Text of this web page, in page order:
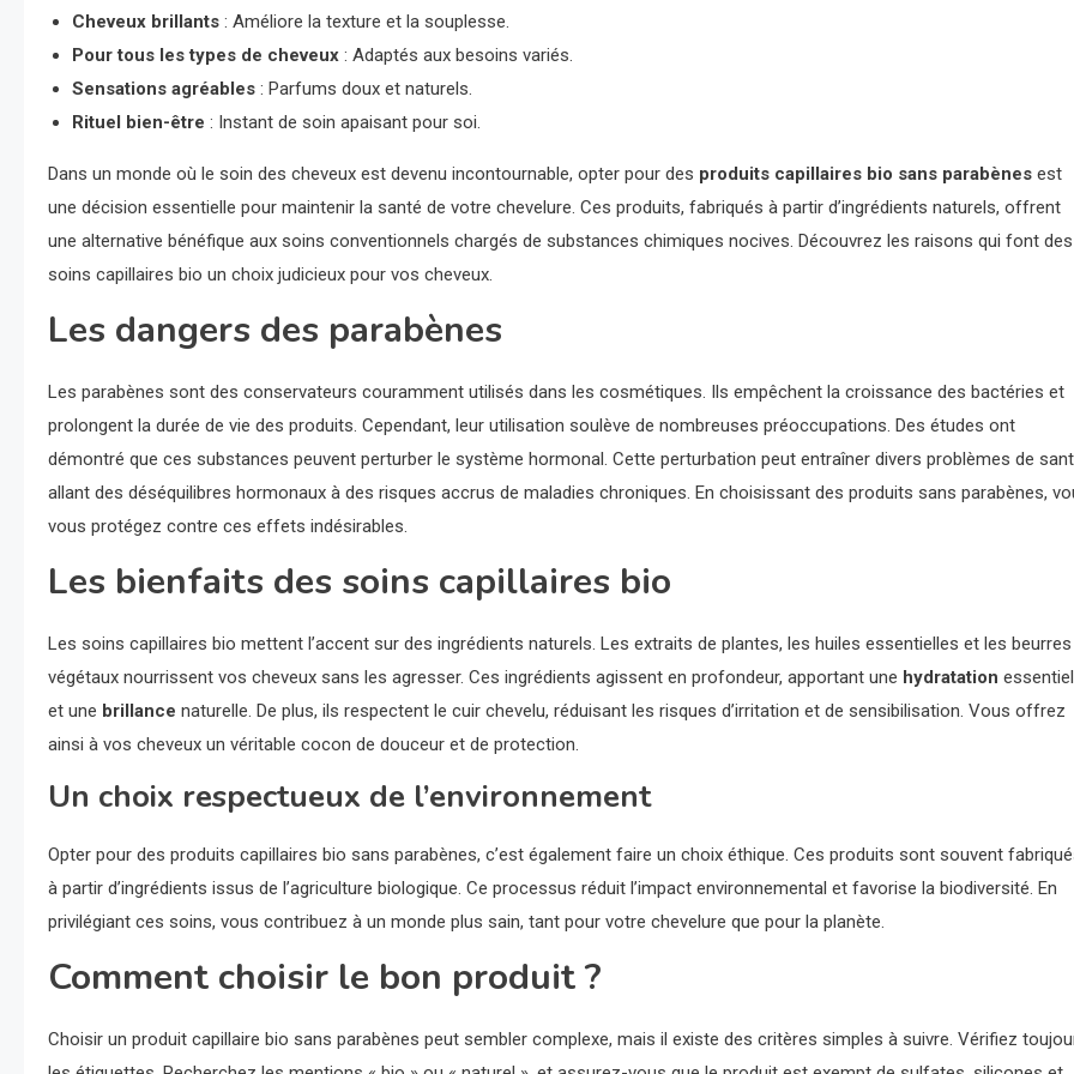
Cheveux brillants : Améliore la texture et la souplesse.
Pour tous les types de cheveux : Adaptés aux besoins variés.
Sensations agréables : Parfums doux et naturels.
Rituel bien-être : Instant de soin apaisant pour soi.
Dans un monde où le soin des cheveux est devenu incontournable, opter pour des produits capillaires bio sans parabènes est
une décision essentielle pour maintenir la santé de votre chevelure. Ces produits, fabriqués à partir d’ingrédients naturels, offrent
une alternative bénéfique aux soins conventionnels chargés de substances chimiques nocives. Découvrez les raisons qui font des
soins capillaires bio un choix judicieux pour vos cheveux.
Les dangers des parabènes
Les parabènes sont des conservateurs couramment utilisés dans les cosmétiques. Ils empêchent la croissance des bactéries et
prolongent la durée de vie des produits. Cependant, leur utilisation soulève de nombreuses préoccupations. Des études ont
démontré que ces substances peuvent perturber le système hormonal. Cette perturbation peut entraîner divers problèmes de
allant des déséquilibres hormonaux à des risques accrus de maladies chroniques. En choisissant des produits sans parabènes,
vous protégez contre ces effets indésirables.
Les bienfaits des soins capillaires bio
Les soins capillaires bio mettent l’accent sur des ingrédients naturels. Les extraits de plantes, les huiles essentielles et les beurres
végétaux nourrissent vos cheveux sans les agresser. Ces ingrédients agissent en profondeur, apportant une hydratation
et une brillance naturelle. De plus, ils respectent le cuir chevelu, réduisant les risques d’irritation et de sensibilisation. Vous offrez
ainsi à vos cheveux un véritable cocon de douceur et de protection.
Un choix respectueux de l’environnement
Opter pour des produits capillaires bio sans parabènes, c’est également faire un choix éthique. Ces produits sont souvent
à partir d’ingrédients issus de l’agriculture biologique. Ce processus réduit l’impact environnemental et favorise la biodiversité. En
privilégiant ces soins, vous contribuez à un monde plus sain, tant pour votre chevelure que pour la planète.
Comment choisir le bon produit ?
Choisir un produit capillaire bio sans parabènes peut sembler complexe, mais il existe des critères simples à suivre. Vérifiez